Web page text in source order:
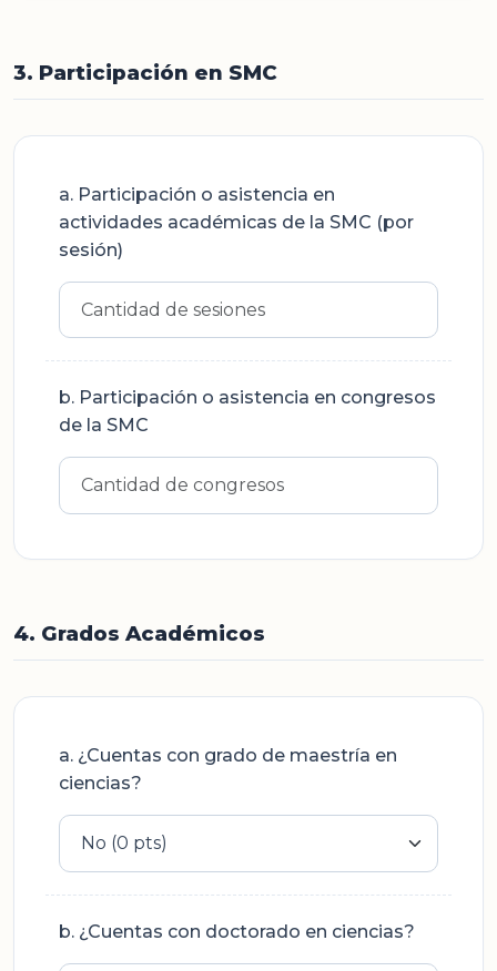
3. Participación en SMC
a. Participación o asistencia en
actividades académicas de la SMC (por
sesión)
b. Participación o asistencia en congresos
de la SMC
4. Grados Académicos
a. ¿Cuentas con grado de maestría en
ciencias?
b. ¿Cuentas con doctorado en ciencias?